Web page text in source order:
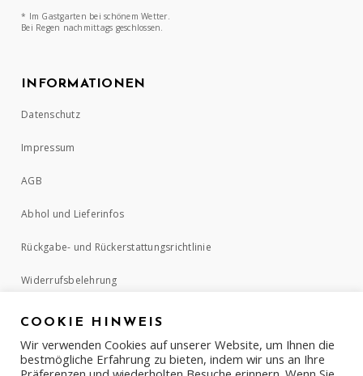
* Im Gastgarten bei schönem Wetter.
Bei Regen nachmittags geschlossen.
INFORMATIONEN
Datenschutz
Impressum
AGB
Abhol und Lieferinfos
Rückgabe- und Rückerstattungsrichtlinie
Widerrufsbelehrung
ZAHLUNGSMETHODEN
COOKIE HINWEIS
Wir verwenden Cookies auf unserer Website, um Ihnen die
bestmögliche Erfahrung zu bieten, indem wir uns an Ihre